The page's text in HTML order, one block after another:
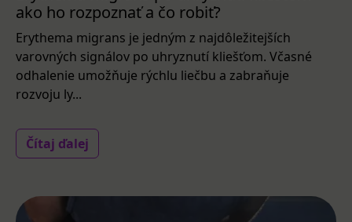
ako ho rozpoznať a čo robiť?
Erythema migrans je jedným z najdôležitejších
varovných signálov po uhryznutí kliešťom. Včasné
odhalenie umožňuje rýchlu liečbu a zabraňuje
rozvoju ly...
Čítaj ďalej